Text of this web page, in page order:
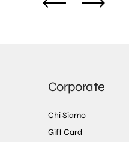
Corporate
Chi Siamo
Gift Card